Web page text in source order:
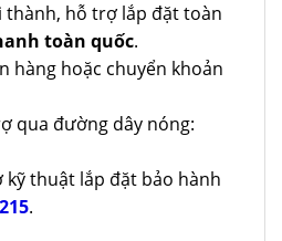
thành, hỗ trợ lắp đặt toàn
toàn quốc.
hàng hoặc chuyển khoản
qua đường dây nóng:
thuật lắp đặt bảo hành
.